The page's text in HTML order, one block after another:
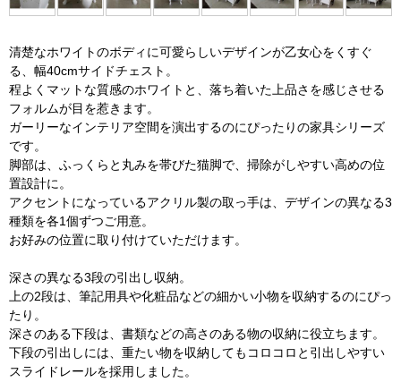
清楚なホワイトのボディに可愛らしいデザインが乙女心をくすぐ
る、幅40cmサイドチェスト。
程よくマットな質感のホワイトと、落ち着いた上品さを感じさせる
フォルムが目を惹きます。
ガーリーなインテリア空間を演出するのにぴったりの家具シリーズ
です。
脚部は、ふっくらと丸みを帯びた猫脚で、掃除がしやすい高めの位
置設計に。
アクセントになっているアクリル製の取っ手は、デザインの異なる3
種類を各1個ずつご用意。
お好みの位置に取り付けていただけます。
深さの異なる3段の引出し収納。
上の2段は、筆記用具や化粧品などの細かい小物を収納するのにぴっ
たり。
深さのある下段は、書類などの高さのある物の収納に役立ちます。
下段の引出しには、重たい物を収納してもコロコロと引出しやすい
スライドレールを採用しました。